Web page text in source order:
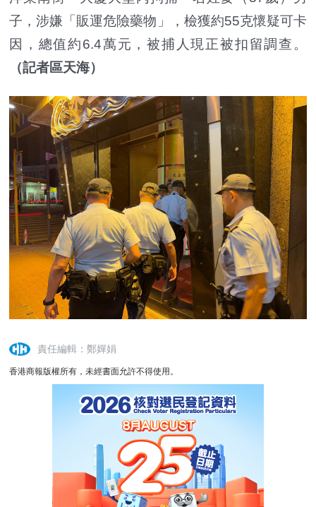
子，涉嫌「販運危險藥物」，檢獲約55克懷疑可卡
因，總值約6.4萬元，被捕人現正被扣留調查。
（記者區天海）
責任編輯：鄭嬋娟
香港商報版權所有，未經書面允許不得使用。